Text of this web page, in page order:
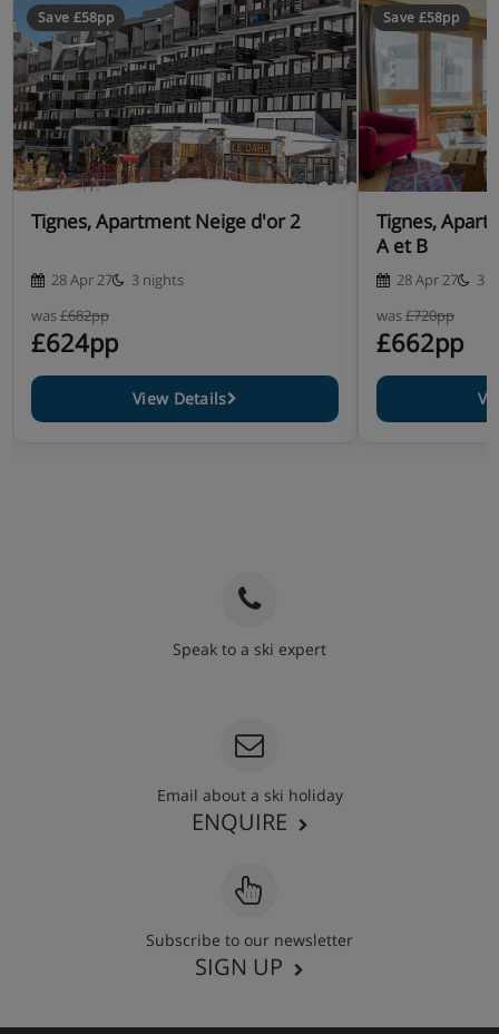
Save £58pp
Tignes, Apartment Neige d'or 2
28 Apr 27
3 nights
was£682pp
£624pp
View Details
Save £58pp
Tignes,
A et B
28 Apr 27
3
was£720pp
£662pp
Speak to a ski expert
Email about a ski holiday
ENQUIRE
Subscribe to our newsletter
SIGN UP